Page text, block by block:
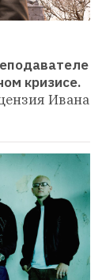
кризисе.
Ивана